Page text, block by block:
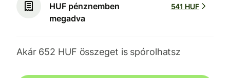
HUF pénznemben
megadva
541 HUF
Akár 652 HUF összeget is spórolhatsz